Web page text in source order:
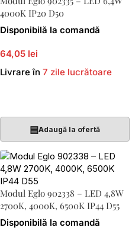
4000K IP20 D50
Disponibilă la comandă
64,05 lei
Livrare în 7 zile lucrătoare
▤Adaugă la ofertă
Modul Eglo 902338 – LED 4,8W
2700K, 4000K, 6500K IP44 D55
Disponibilă la comandă